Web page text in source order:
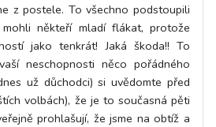
z postele. To všechno podstoupili
někteří mladí flákat, protože
jako tenkrát! Jaká škoda!! To
neschopnosti něco pořádného
už důchodci) si uvědomte před
volbách), že je to současná pěti
prohlašují, že jsme na obtíž a